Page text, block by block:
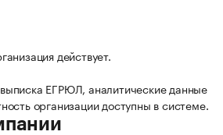
действует.
ЕГРЮЛ, аналитические данные
организации доступны в системе.